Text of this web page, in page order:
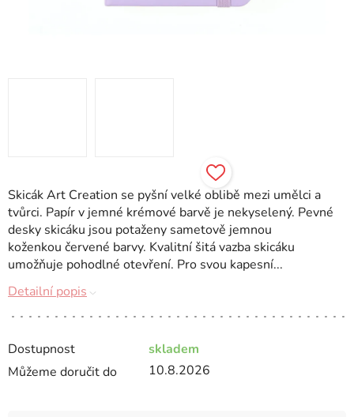
Dostupnost
skladem
Můžeme doručit do
10.8.2026
Skicák Art Creation se pyšní velké oblibě mezi umělci a
tvůrci. Papír v jemné krémové barvě je nekyselený. Pevné
desky skicáku jsou potaženy sametově jemnou
koženkou červené barvy. Kvalitní šitá vazba skicáku
umožňuje pohodlné otevření. Pro svou kapesní...
Detailní popis